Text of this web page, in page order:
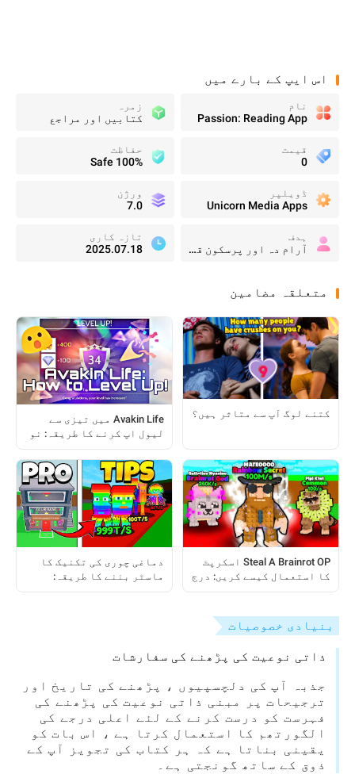
اس ایپ کے بارے میں
نام
Passion: Reading App
زمرہ
کتابیں اور مراجع
قیمت
0
حفاظت
100% Safe
ڈویلپر
Unicorn Media Apps
ورژن
7.0
ہدف
آرام دہ اور پرسکون قارئین
تازہ کاری
2025.07.18
متعلقہ مضامین
کتنے لوگ آپ سے متاثر ہیں؟
Avakin Life میں تیزی سے
لیول اپ کرنے کا طریقہ: نو
Steal A Brainrot OP اسکرپٹ
کا استعمال کیسے کریں: درج
دماغی چوری کی تکنیک کا
ماسٹر بننے کا طریقہ:
بنیادی خصوصیات
ذاتی نوعیت کی پڑھنے کی سفارشات
جذبہ آپ کی دلچسپیوں ، پڑھنے کی تاریخ اور
ترجیحات پر مبنی ذاتی نوعیت کی پڑھنے کی
فہرست کو درست کرنے کے لئے اعلی درجے کی
الگورتھم کا استعمال کرتا ہے ، اس بات کو
یقینی بناتا ہے کہ ہر کتاب کی تجویز آپ کے
ذوق کے ساتھ گونجتی ہے۔